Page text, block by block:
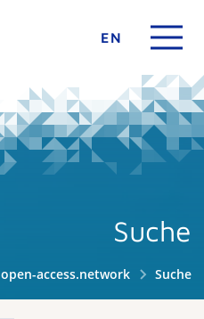
EN
Suche
open-access.network Suche